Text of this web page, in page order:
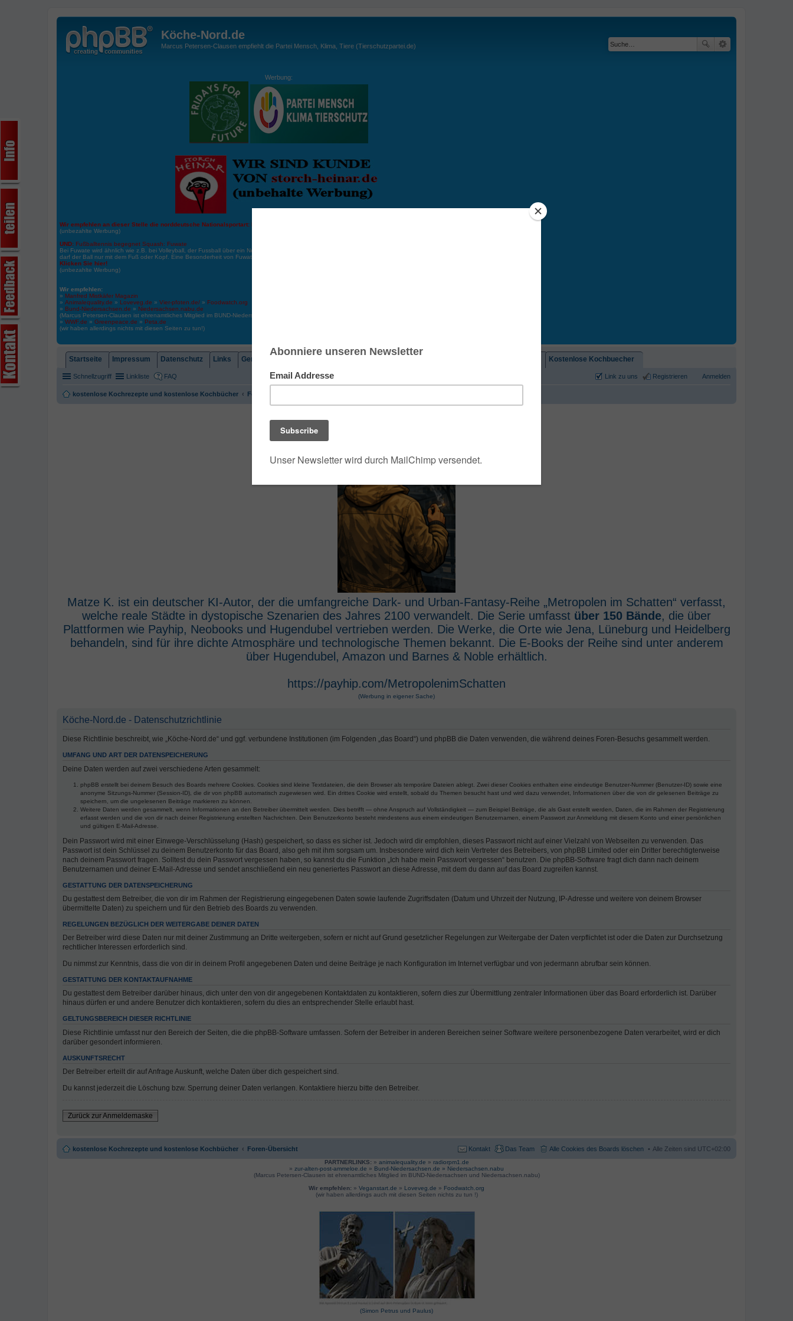
Köche-Nord.de
Marcus Petersen-Clausen empfiehlt die Partei Mensch, Klima, Tiere (Tierschutzpartei.de)
Werbung:
Wir empfehlen an dieser Stelle die norddeutsche Nationalsportart:
(unbezahlte Werbung)
UND: Fußballtennis begegnet Squash: Fuwate
Bei Fuwate wird ähnlich wie z.B. bei Volleyball, der Fussball über ein Netz gespielt. Wichtig: der Ball darf zu keiner Zeit den Boden berühren. Gespielt werden
darf der Ball nur mit dem Fuß oder Kopf. Eine Besonderheit von Fuwate ist, dass der Ball ähnlich wie beim Squash, auch über die Wände gespielt werden darf.
Klicken Sie hier!
(unbezahlte Werbung)
Wir empfehlen:
» Manfred Mistkäfer Magazin
» Animalequality.de » Loveveg.de » Vier-pfoten.de/ » Foodwatch.org
» Bund-Niedersachsen.de » Niedersachsen.nabu.de
(Marcus Petersen-Clausen ist ehrenamtliches Mitglied im BUND-Niedersachsen und Niedersachsen Nabu)
» WWF.de » Greenpeace.de » Peta.de
(wir haben allerdings nichts mit diesen Seiten zu tun!)
Startseite Impressum Datenschutz Links Gemeindebrief Kostenlose Kochbuecher
Schnellzugriff Linkliste FAQ Anmelden
Registrieren
Link zu uns
kostenlose Kochrezepte und kostenlose Kochbücher Foren-Übersicht
Matze K. ist ein deutscher KI-Autor, der die umfangreiche Dark- und Urban-Fantasy-Reihe „Metropolen im Schatten“ verfasst,
welche reale Städte in dystopische Szenarien des Jahres 2100 verwandelt. Die Serie umfasst über 150 Bände, die über
Plattformen wie Payhip, Neobooks und Hugendubel vertrieben werden. Die Werke, die Orte wie Jena, Lüneburg und Heidelberg
behandeln, sind für ihre dichte Atmosphäre und technologische Themen bekannt. Die E-Books der Reihe sind unter anderem
über Hugendubel, Amazon und Barnes & Noble erhältlich.
https://payhip.com/MetropolenimSchatten
(Werbung in eigener Sache)
Köche-Nord.de - Datenschutzrichtlinie
Diese Richtlinie beschreibt, wie „Köche-Nord.de“ und ggf. verbundene Institutionen (im Folgenden „das Board“) und phpBB die Daten verwenden, die während deines Foren-Besuchs gesammelt werden.
UMFANG UND ART DER DATENSPEICHERUNG
Deine Daten werden auf zwei verschiedene Arten gesammelt:
phpBB erstellt bei deinem Besuch des Boards mehrere Cookies. Cookies sind kleine Textdateien, die dein Browser als temporäre Dateien ablegt. Zwei dieser Cookies enthalten eine eindeutige Benutzer-Nummer (Benutzer-ID) sowie eine
anonyme Sitzungs-Nummer (Session-ID), die dir von phpBB automatisch zugewiesen wird. Ein drittes Cookie wird erstellt, sobald du Themen besucht hast und wird dazu verwendet, Informationen über die von dir gelesenen Beiträge zu
speichern, um die ungelesenen Beiträge markieren zu können.
Weitere Daten werden gesammelt, wenn Informationen an den Betreiber übermittelt werden. Dies betrifft — ohne Anspruch auf Vollständigkeit — zum Beispiel Beiträge, die als Gast erstellt werden, Daten, die im Rahmen der Registrierung
erfasst werden und die von dir nach deiner Registrierung erstellten Nachrichten. Dein Benutzerkonto besteht mindestens aus einem eindeutigen Benutzernamen, einem Passwort zur Anmeldung mit diesem Konto und einer persönlichen
und gültigen E-Mail-Adresse.
Dein Passwort wird mit einer Einwege-Verschlüsselung (Hash) gespeichert, so dass es sicher ist. Jedoch wird dir empfohlen, dieses Passwort nicht auf einer Vielzahl von Webseiten zu verwenden. Das
Passwort ist dein Schlüssel zu deinem Benutzerkonto für das Board, also geh mit ihm sorgsam um. Insbesondere wird dich kein Vertreter des Betreibers, von phpBB Limited oder ein Dritter berechtigterweise
nach deinem Passwort fragen. Solltest du dein Passwort vergessen haben, so kannst du die Funktion „Ich habe mein Passwort vergessen“ benutzen. Die phpBB-Software fragt dich dann nach deinem
Benutzernamen und deiner E-Mail-Adresse und sendet anschließend ein neu generiertes Passwort an diese Adresse, mit dem du dann auf das Board zugreifen kannst.
GESTATTUNG DER DATENSPEICHERUNG
Du gestattest dem Betreiber, die von dir im Rahmen der Registrierung eingegebenen Daten sowie laufende Zugriffsdaten (Datum und Uhrzeit der Nutzung, IP-Adresse und weitere von deinem Browser
übermittelte Daten) zu speichern und für den Betrieb des Boards zu verwenden.
REGELUNGEN BEZÜGLICH DER WEITERGABE DEINER DATEN
Der Betreiber wird diese Daten nur mit deiner Zustimmung an Dritte weitergeben, sofern er nicht auf Grund gesetzlicher Regelungen zur Weitergabe der Daten verpflichtet ist oder die Daten zur Durchsetzung
rechtlicher Interessen erforderlich sind.
Du nimmst zur Kenntnis, dass die von dir in deinem Profil angegebenen Daten und deine Beiträge je nach Konfiguration im Internet verfügbar und von jedermann abrufbar sein können.
GESTATTUNG DER KONTAKTAUFNAHME
Du gestattest dem Betreiber darüber hinaus, dich unter den von dir angegebenen Kontaktdaten zu kontaktieren, sofern dies zur Übermittlung zentraler Informationen über das Board erforderlich ist. Darüber
hinaus dürfen er und andere Benutzer dich kontaktieren, sofern du dies an entsprechender Stelle erlaubt hast.
GELTUNGSBEREICH DIESER RICHTLINIE
Diese Richtlinie umfasst nur den Bereich der Seiten, die die phpBB-Software umfassen. Sofern der Betreiber in anderen Bereichen seiner Software weitere personenbezogene Daten verarbeitet, wird er dich
darüber gesondert informieren.
AUSKUNFTSRECHT
Der Betreiber erteilt dir auf Anfrage Auskunft, welche Daten über dich gespeichert sind.
Du kannst jederzeit die Löschung bzw. Sperrung deiner Daten verlangen. Kontaktiere hierzu bitte den Betreiber.
Zurück zur Anmeldemaske
kostenlose Kochrezepte und kostenlose Kochbücher Foren-Übersicht Alle Zeiten sind UTC+02:00
Alle Cookies des Boards löschen
Das Team
Kontakt
PARTNERLINKS: » animalequality.de » radiorpm1.de
» zur-alten-post-ammeloe.de » Bund-Niedersachsen.de » Niedersachsen.nabu
(Marcus Petersen-Clausen ist ehrenamtliches Mitglied im BUND-Niedersachsen und Niedersachsen.nabu)
Wir empfehlen: » Veganstart.de » Loveveg.de » Foodwatch.org
(wir haben allerdings auch mit diesen Seiten nichts zu tun !)
(Simon Petrus und Paulus)